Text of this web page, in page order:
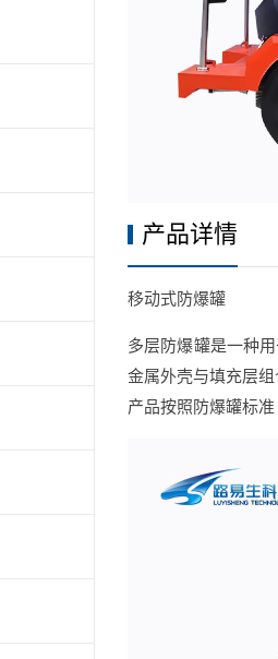
产品详情
移动式防爆罐
多层防爆罐是一种
金属外壳与填充层
产品按照 防爆罐标准